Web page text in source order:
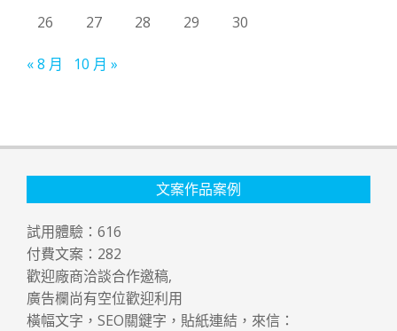
26
27 28 29 30
« 8 月 10 月 »
文案作品案例
試用體驗： 616
付費文案： 282
歡迎廠商洽談合作邀稿,
廣告欄尚有空位歡迎利用
橫幅文字，SEO關鍵字，貼紙連結，來信：